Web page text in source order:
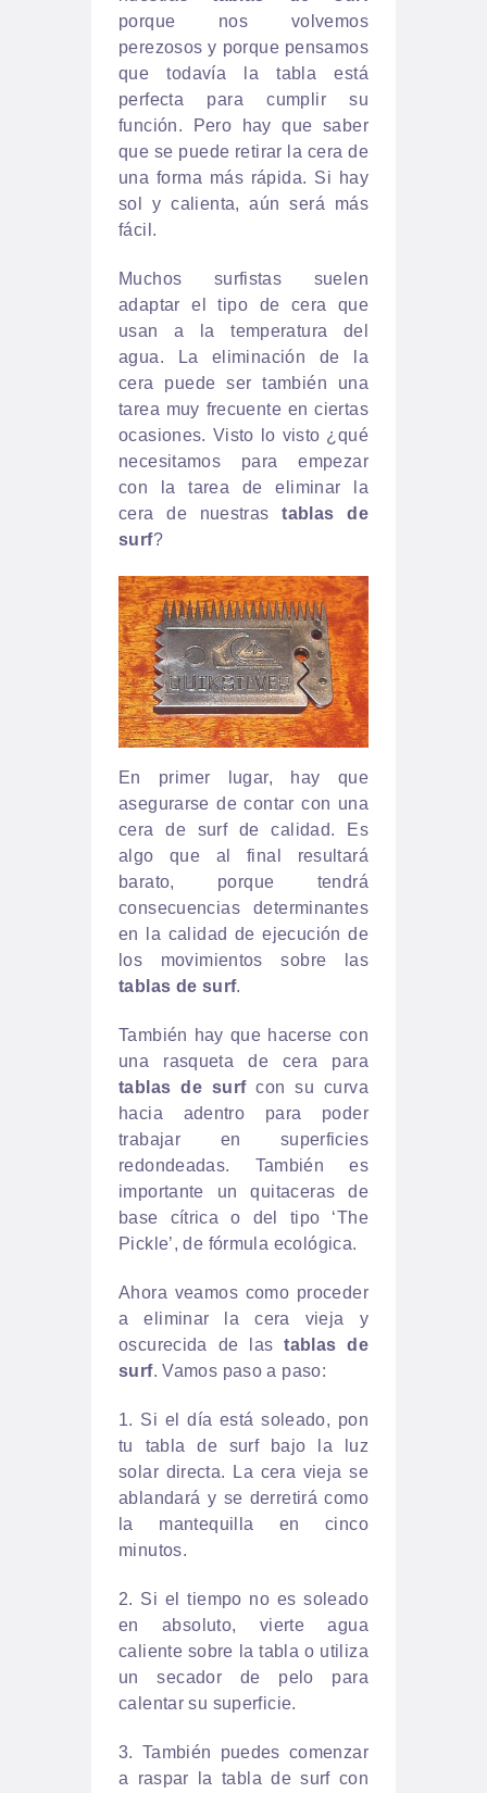
porque nos volvemos
perezosos y porque pensamos
que todavía la tabla está
perfecta para cumplir su
función. Pero hay que saber
que se puede retirar la cera de
una forma más rápida. Si hay
sol y calienta, aún será más
fácil.
Muchos surfistas suelen
adaptar el tipo de cera que
usan a la temperatura del
agua. La eliminación de la
cera puede ser también una
tarea muy frecuente en ciertas
ocasiones. Visto lo visto ¿qué
necesitamos para empezar
con la tarea de eliminar la
cera de nuestrastablas de
surf?
En primer lugar, hay que
asegurarse de contar con una
cera de surf de calidad. Es
algo que al final resultará
barato, porque tendrá
consecuencias determinantes
en la calidad de ejecución de
los movimientos sobre las
tablas de surf.
También hay que hacerse con
una rasqueta de cera para
tablas de surfcon su curva
hacia adentro para poder
trabajar en superficies
redondeadas. También es
importante un quitaceras de
base cítrica o del tipo ‘The
Pickle’, de fórmula ecológica.
Ahora veamos como proceder
a eliminar la cera vieja y
oscurecida de lastablas de
surf. Vamos paso a paso:
1. Si el día está soleado, pon
tu tabla de surf bajo la luz
solar directa. La cera vieja se
ablandará y se derretirá como
la mantequilla en cinco
minutos.
2. Si el tiempo no es soleado
en absoluto, vierte agua
caliente sobre la tabla o utiliza
un secador de pelo para
calentar su superficie.
3. También puedes comenzar
a raspar la tabla de surf con